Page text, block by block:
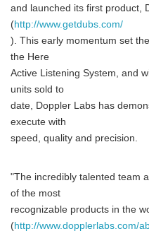
and launched its first product,
(http://www.getdubs.com/
). This early momentum set
the Here
Active Listening System, and
units sold to
date, Doppler Labs has
execute with
speed, quality and precision.
"The incredibly talented team
of the most
recognizable products in the
(http://www.dopplerlabs.com/